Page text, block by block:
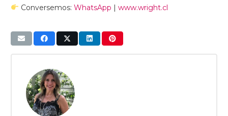
Conversemos: WhatsApp | www.wright.cl